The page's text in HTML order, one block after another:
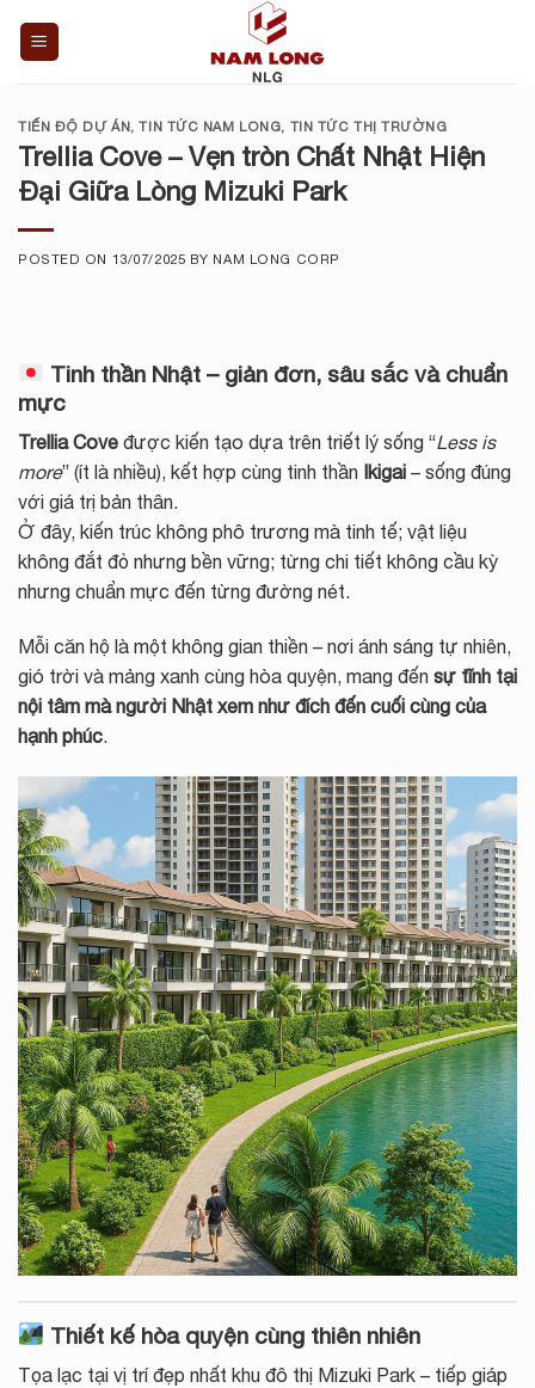
TIẾN ĐỘ DỰ ÁN,TIN TỨC NAM LONG, TIN TỨC THỊ TRƯỜNG
Trellia Cove – Vẹn tròn Chất Nhật Hiện
Đại Giữa Lòng Mizuki Park
POSTED ON 13/07/2025 BY NAM LONG CORP
Tinh thần Nhật – giản đơn, sâu sắc và chuẩn
mực
Trellia Cove được kiến tạo dựa trên triết lý sống “Less is
more” (ít là nhiều), kết hợp cùng tinh thần Ikigai – sống đúng
với giá trị bản thân.
Ở đây, kiến trúc không phô trương mà tinh tế; vật liệu
không đắt đỏ nhưng bền vững; từng chi tiết không cầu kỳ
nhưng chuẩn mực đến từng đường nét.
Mỗi căn hộ là một không gian thiền – nơi ánh sáng tự nhiên,
gió trời và mảng xanh cùng hòa quyện, mang đến sự tĩnh tại
nội tâm mà người Nhật xem như đích đến cuối cùng của
hạnh phúc.
Thiết kế hòa quyện cùng thiên nhiên
Tọa lạc tại vị trí đẹp nhất khu đô thị Mizuki Park – tiếp giáp